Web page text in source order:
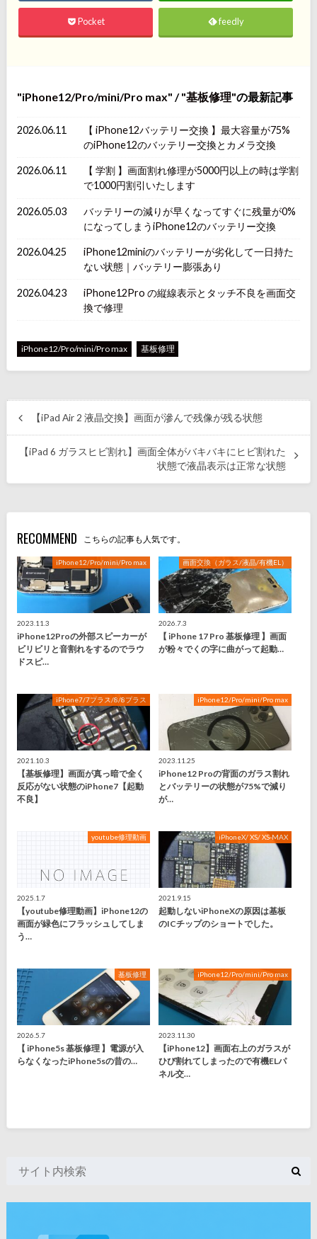
Pocket feedly
iPhone12/Pro/mini/Pro max / 基板修理 の最新記事
2026.06.11
【 iPhone12バッテリー交換 】最大容量が75%
のiPhone12のバッテリー交換とカメラ交換
2026.06.11
【 学割 】画面割れ修理が5000円以上の時は学割
で1000円割引いたします
2026.05.03
バッテリーの減りが早くなってすぐに残量が0%
になってしまうiPhone12のバッテリー交換
2026.04.25
iPhone12miniのバッテリーが劣化して一日持た
ない状態｜バッテリー膨張あり
2026.04.23
iPhone12Pro の縦線表示とタッチ不良を画面交
換で修理
iPhone12/Pro/mini/Pro max 基板修理
【iPad Air 2 液晶交換】画面が滲んで残像が残る状態
【iPad 6 ガラスヒビ割れ】画面全体がバキバキにヒビ割れた
状態で液晶表示は正常な状態
RECOMMEND こちらの記事も人気です。
iPhone12/Pro/mini/Pro max
2023.11.3
iPhone12Proの外部スピーカーが
ビリビリと音割れをするのでラウ
ドスピ…
画面交換（ガラス/液晶/有機EL）
2026.7.3
【 iPhone 17 Pro 基板修理 】画面
が粉々でくの字に曲がって起動…
iPhone7/7プラス/8/8プラス
2021.10.3
【基板修理】画面が真っ暗で全く
反応がない状態のiPhone7【起動
不良】
iPhone12/Pro/mini/Pro max
2023.11.25
iPhone12 Proの背面のガラス割れ
とバッテリーの状態が75%で減り
が…
youtube修理動画
2025.1.7
【youtube修理動画】iPhone12の
画面が緑色にフラッシュしてしま
う…
iPhoneX/ XS/ XS-MAX
2021.9.15
起動しないiPhoneXの原因は基板
のICチップのショートでした。
基板修理
2026.5.7
【 iPhone5s 基板修理 】電源が入
らなくなったiPhone5sの昔の…
iPhone12/Pro/mini/Pro max
2023.11.30
【iPhone12】画面右上のガラスが
ひび割れてしまったので有機ELパ
ネル交…